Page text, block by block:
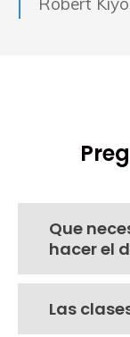
Que
hacer el
Las